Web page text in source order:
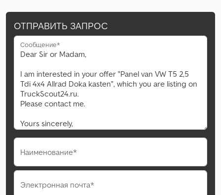
ОТПРАВИТЬ ЗАПРОС
Сообщение*
Наименование*
Электронная почта*